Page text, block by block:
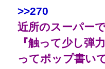
>>270
近所のスーパー
『触って少し弾
ってポップ書い